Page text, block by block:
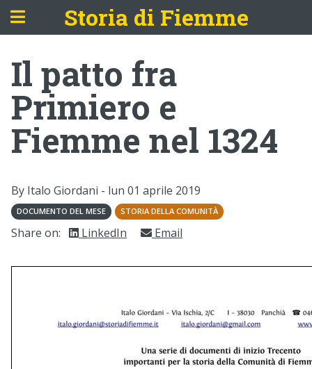
Storia di Fiemme
Il patto fra
Primiero e
Fiemme nel 1324
By Italo Giordani - lun 01 aprile 2019
DOCUMENTO DEL MESE STORIA DELLA COMUNITÀ
Share on: LinkedIn Email